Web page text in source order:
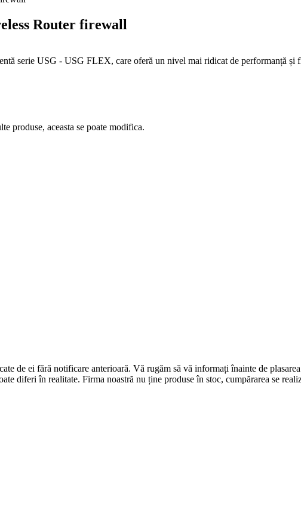
Router firewall
serie USG - USG FLEX, care oferă un nivel mai ridicat de performanță
produse, aceasta se poate modifica.
de ei fără notificare anterioară. Vă rugăm să vă informați înainte de
diferi în realitate. Firma noastră nu ține produse în stoc, cumpărarea se